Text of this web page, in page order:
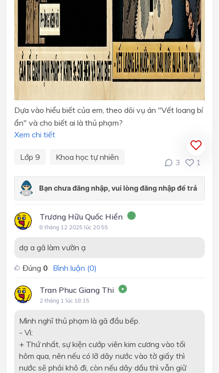
Dựa vào hiểu biết của em, theo dõi vụ án "Vết loang bí
ẩn" và cho biết ai là thủ phạm?
Xem chi tiết
Lớp 9 Khoa học tự nhiên
3 1
Trương Hữu Quốc Hiển
8 tháng 12 2025 lúc 20:55
dạ a gã làm vườn ạ
Đúng 0 Bình luận (0)
Tran Phuc Giang Thi
2 tháng 1 lúc 18:15
Mình nghĩ thủ phạm là gã đầu bếp.
- Vì:
+ Thứ nhất, sự kiện cướp viên kim cương vào tối
hôm qua, nên nếu có lỡ dây nước vào tờ giấy thì
nước sẽ phải khô đi, còn nếu dây dầu thì vẫn giữ